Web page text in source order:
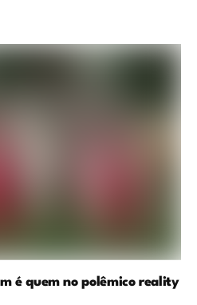
é quem no polêmico reality